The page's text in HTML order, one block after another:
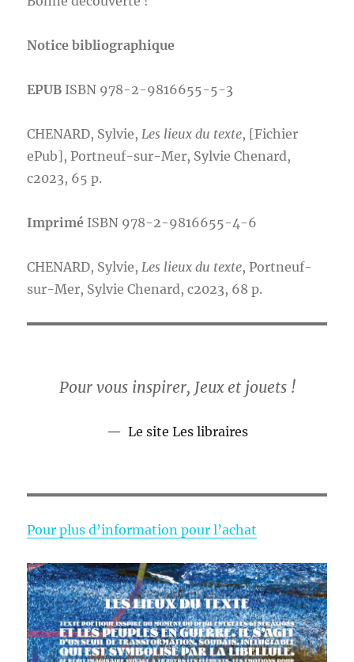
Notice bibliographique
EPUB ISBN 978-2-9816655-5-3
CHENARD, Sylvie, Les lieux du texte, [Fichier
ePub], Portneuf-sur-Mer, Sylvie Chenard,
c2023, 65 p.
Imprimé ISBN 978-2-9816655-4-6
CHENARD, Sylvie, Les lieux du texte, Portneuf-
sur-Mer, Sylvie Chenard, c2023, 68 p.
Pour vous inspirer, Jeux et jouets !
Le site Les libraires
Pour plus d’information pour l’achat